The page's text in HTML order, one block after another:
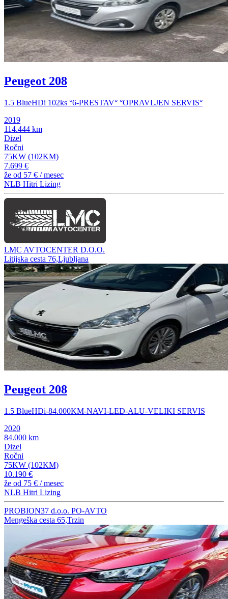
Peugeot 208
1.5 BlueHDi 102ks °6-PRESTAV° °OPRAVLJEN SERVIS°
2019
114.444 km
Dizel
Ročni
75KW (102KM)
7.699 €
že od 57 € / mesec
NLB Hitri Lizing
LMC AVTOCENTER D.O.O.
Litijska cesta 76,Ljubljana
Peugeot 208
1.5 BlueHDi-84.000KM-NAVI-LED-ALU-VELIKI SERVIS
2020
84.000 km
Dizel
Ročni
75KW (102KM)
10.190 €
že od 75 € / mesec
NLB Hitri Lizing
PROBION37 d.o.o. PO-AVTO
Mengeška cesta 65,Trzin